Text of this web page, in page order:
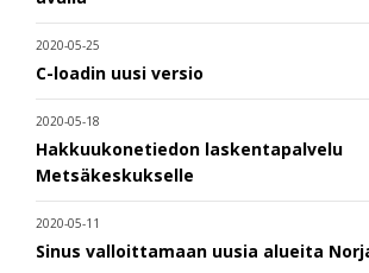
2020-05-25
C-loadin uusi versio
2020-05-18
Hakkuukonetiedon laskentapalvelu
Metsäkeskukselle
2020-05-11
Sinus valloittamaan uusia alueita